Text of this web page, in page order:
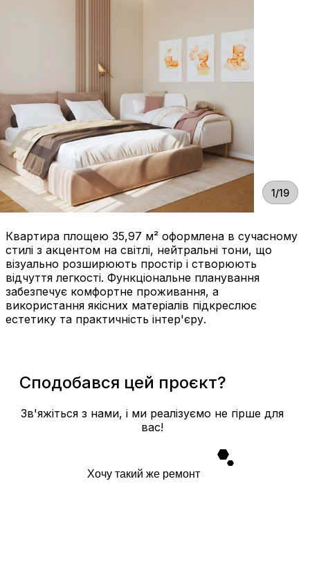
1/19
Квартира площею 35,97 м² оформлена в сучасному
стилі з акцентом на світлі, нейтральні тони, що
візуально розширюють простір і створюють
відчуття легкості. Функціональне планування
забезпечує комфортне проживання, а
використання якісних матеріалів підкреслює
естетику та практичність інтер'єру.
Сподобався цей проєкт?
Зв'яжіться з нами, і ми реалізуємо не гірше для
вас!
Хочу такий же ремонт